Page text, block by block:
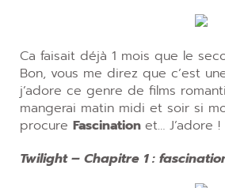
Ca faisait déjà 1 mois que le
Bon, vous me direz que c’est
j’adore ce genre de films
mangerai matin midi et soir si
procure Fascination et… J’adore !
Twilight – Chapitre 1 :